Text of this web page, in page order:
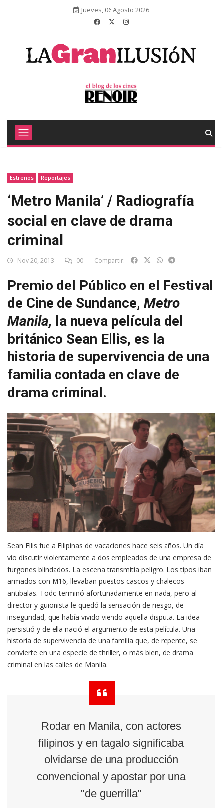
Jueves, 06 Agosto 2026
Estrenos Reportajes
‘Metro Manila’ / Radiografía
social en clave de drama
criminal
Nov 20, 2013 00 Compartir:
Premio del Público en el Festival
de Cine de Sundance, Metro
Manila, la nueva película del
británico Sean Ellis, es la
historia de supervivencia de una
familia contada en clave de
drama criminal.
Sean Ellis fue a Filipinas de vacaciones hace seis años. Un día
vio discutir violentamente a dos empleados de una empresa de
furgones blindados. La escena transmitía peligro. Los tipos iban
armados con M16, llevaban puestos cascos y chalecos
antibalas. Todo terminó afortunadamente en nada, pero al
director y guionista le quedó la sensación de riesgo, de
inseguridad, que había vivido viendo aquella disputa. La idea
persistió y de ella nació el argumento de esta película. Una
historia de supervivencia de una familia que, de repente, se
convierte en una especie de thriller, o más bien, de drama
criminal en las calles de Manila.
Rodar en Manila, con actores
filipinos y en tagalo significaba
olvidarse de una producción
convencional y apostar por una
"de guerrilla"